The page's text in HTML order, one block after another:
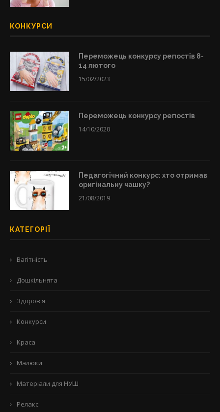
КОНКУРСИ
Переможець конкурсу репостів 8-
14 лютого
15/02/2023
Переможець конкурсу репостів
14/10/2020
Педагогічний конкурс: хто отримав
оригінальну чашку?
21/08/2019
КАТЕГОРІЇ
Вагітність
Дошкільнята
Здоров'я
Конкурси
Краса
Малюки
Матеріали для НУШ
Релакс